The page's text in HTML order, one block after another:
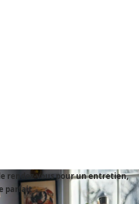
rendez-vous pour un entretien,
parfait